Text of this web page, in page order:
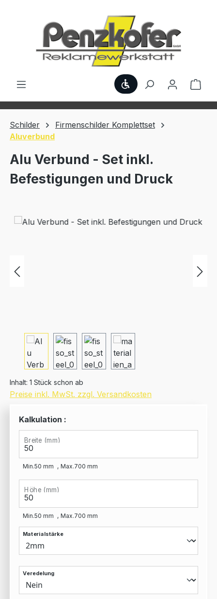
Werkzeugleiste
Schilder
Firmenschilder Komplettset
Aluverbund
Alu Verbund - Set inkl.
Befestigungen und Druck
Bildergalerie überspringen
Inhalt: 1 Stück schon ab
Preise inkl. MwSt. zzgl. Versandkosten
Kalkulation :
Breite (mm)
Min.50 mm Max.700 mm
Höhe (mm)
Min.50 mm Max.700 mm
Materialstärke
Veredelung